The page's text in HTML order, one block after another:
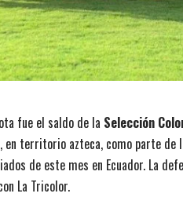
fue el saldo de la Selección
en territorio azteca, como parte de
de este mes en Ecuador. La
La Tricolor.